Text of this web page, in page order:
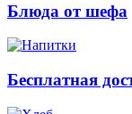
Блюда от шефа
Бесплатная